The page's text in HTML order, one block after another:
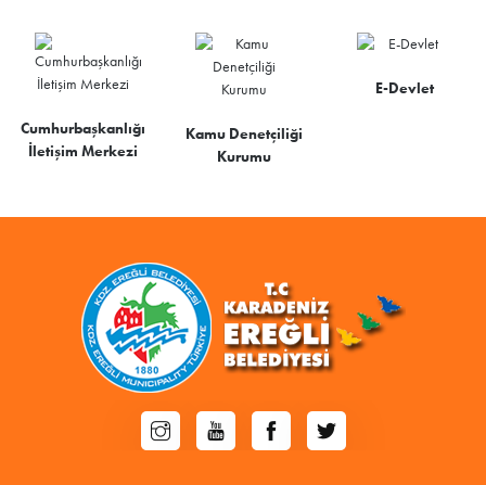
Cumhurbaşkanlığı
İletişim Merkezi
Kamu Denetçiliği
Kurumu
E-Devlet